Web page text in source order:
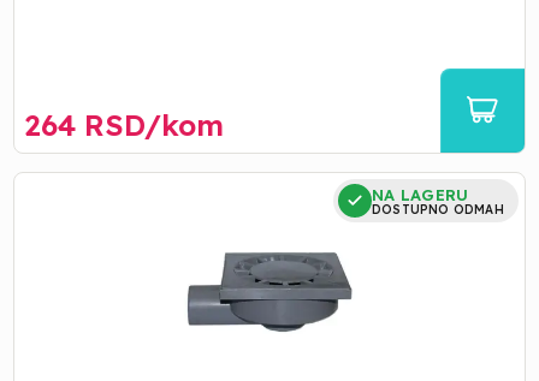
264 RSD/kom
SLIVNIK
NA LAGERU
DOSTUPNO ODMAH